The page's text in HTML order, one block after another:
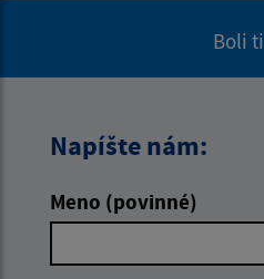
Boli
Napíšte nám:
Meno (povinné)